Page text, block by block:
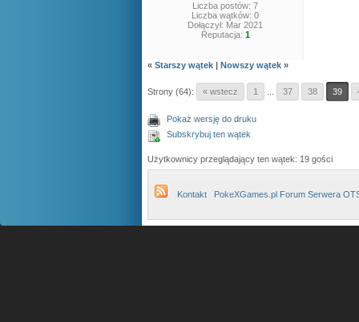
Liczba postów: 7
Liczba wątków: 0
Dołączył: Mar 2021
Reputacja: 1
« Starszy wątek | Nowszy wątek »
Strony (64): « wstecz 1 37 38 39
Pokaż wersję do druku
Subskrybuj ten wątek
Użytkownicy przeglądający ten wątek: 19 gości
Kontakt PokeXGames.pl Forum Serwera